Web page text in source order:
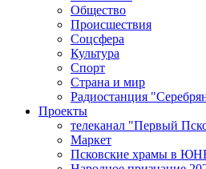
Общество
Происшествия
Соцсфера
Культура
Спорт
Страна и мир
Радиостанция
Проекты
телеканал "Первый
Маркет
Псковские храмы в